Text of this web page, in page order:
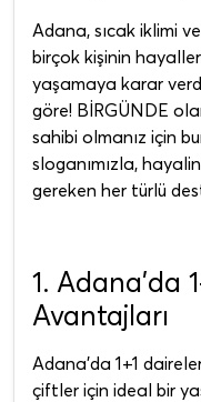
Adana, sıcak iklimi
birçok kişinin
yaşamaya karar
göre! BİRGÜNDE
sahibi olmanız için
sloganımızla,
gereken her türlü
1. Adana'da
Avantajları
Adana'da 1+1
çiftler için ideal bir